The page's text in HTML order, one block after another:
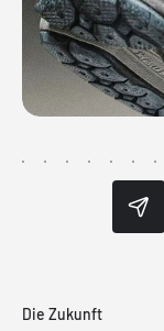
Die Zukunft